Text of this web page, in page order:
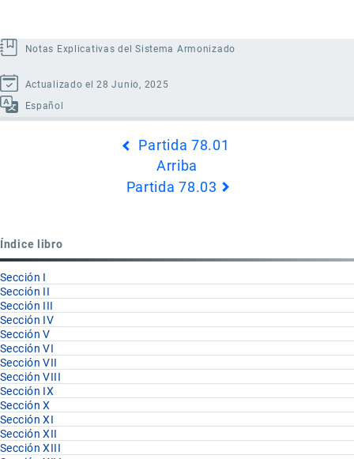
Notas Explicativas del Sistema Armonizado
Actualizado el 28 Junio, 2025
Español
Partida 78.01
Arriba
Partida 78.03
Índice libro
Sección I
Sección II
Sección III
Sección IV
Sección V
Sección VI
Sección VII
Sección VIII
Sección IX
Sección X
Sección XI
Sección XII
Sección XIII